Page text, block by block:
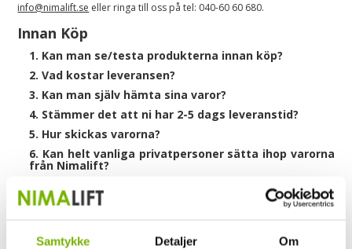
Samtykke Detaljer Om
info@nimalift.se eller ringa till oss på tel: 040-60 60 680.
Innan Köp
1. Kan man se/testa produkterna innan köp?
2. Vad kostar leveransen?
3. Kan man själv hämta sina varor?
4. Stämmer det att ni har 2-5 dags leveranstid?
5. Hur skickas varorna?
6. Kan helt vanliga privatpersoner sätta ihop varorna
från Nimalift?
7. Har ni andra produkter än de på hemsidan?
8. Är det säkert att handla på nätet?